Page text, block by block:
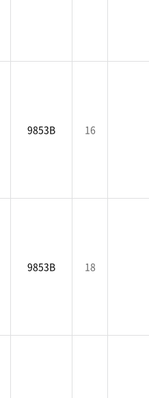
9853B 16
9853B 18